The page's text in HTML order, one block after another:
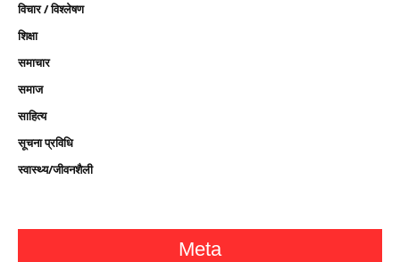
विचार / विश्लेषण
शिक्षा
समाचार
समाज
साहित्य
सूचना प्रविधि
स्वास्थ्य/जीवनशैली
Meta